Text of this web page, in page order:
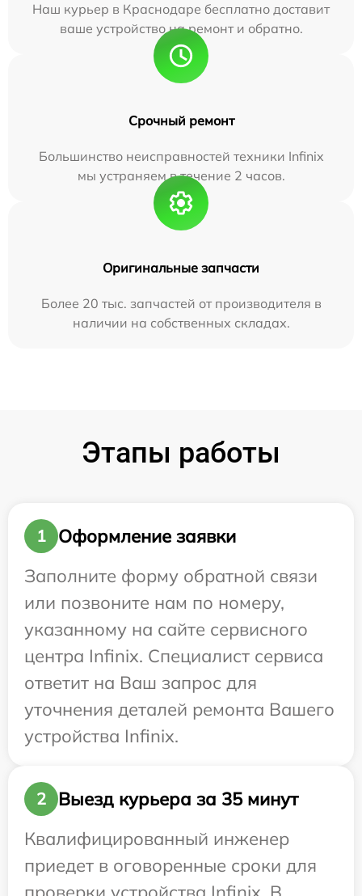
Наш курьер в Краснодаре бесплатно доставит
ваше устройство на ремонт и обратно.
Срочный ремонт
Большинство неисправностей техники Infinix
мы устраняем в течение 2 часов.
Оригинальные запчасти
Более 20 тыс. запчастей от производителя в
наличии на собственных складах.
Этапы работы
1
Оформление заявки
Заполните форму обратной связи
или позвоните нам по номеру,
указанному на сайте сервисного
центра Infinix. Специалист сервиса
ответит на Ваш запрос для
уточнения деталей ремонта Вашего
устройства Infinix.
2
Выезд курьера за 35 минут
Квалифицированный инженер
приедет в оговоренные сроки для